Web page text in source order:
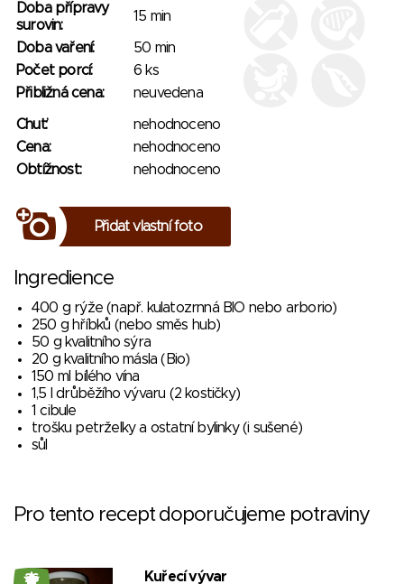
Doba přípravy
surovin:
15 min
Doba vaření:
50 min
Počet porcí:
6 ks
Přibližná cena:
neuvedena
Chuť:
nehodnoceno
Cena:
nehodnoceno
Obtížnost:
nehodnoceno
Přidat vlastní foto
Ingredience
400 g rýže (např. kulatozrnná BIO nebo arborio)
250 g hříbků (nebo směs hub)
50 g kvalitního sýra
20 g kvalitního másla (Bio)
150 ml bílého vína
1,5 l drůběžího vývaru (2 kostičky)
1 cibule
trošku petrželky a ostatní bylinky (i sušené)
sůl
Pro tento recept doporučujeme potraviny
26 Kuřecí vývar